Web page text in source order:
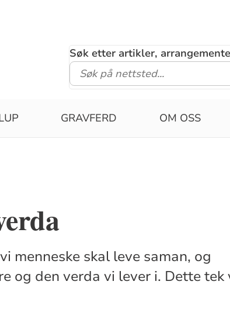
Søk etter artikler,
GRAVFERD OM OSS
menneske skal leve saman, og
og den verda vi lever i. Dette tek